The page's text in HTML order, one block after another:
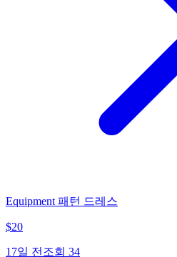
Equipment 패턴 드레스
$20
17일 전 조회 34